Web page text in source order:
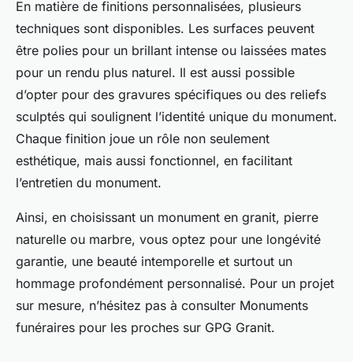
En matière de finitions personnalisées, plusieurs
techniques sont disponibles. Les surfaces peuvent
être polies pour un brillant intense ou laissées mates
pour un rendu plus naturel. Il est aussi possible
d’opter pour des gravures spécifiques ou des reliefs
sculptés qui soulignent l’identité unique du monument.
Chaque finition joue un rôle non seulement
esthétique, mais aussi fonctionnel, en facilitant
l’entretien du monument.
Ainsi, en choisissant un monument en granit, pierre
naturelle ou marbre, vous optez pour une longévité
garantie, une beauté intemporelle et surtout un
hommage profondément personnalisé. Pour un projet
sur mesure, n’hésitez pas à consulter Monuments
funéraires pour les proches sur GPG Granit.